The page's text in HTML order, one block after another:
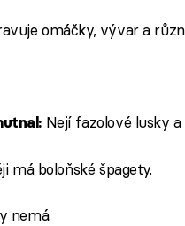
omáčky, vývar a
Nejí fazolové lusky
má boloňské špagety.
nemá.